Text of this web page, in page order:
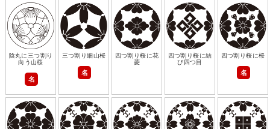
陰丸に三つ割り
向う山桜
名
三つ割り細山桜
名
四つ割り桜に花
菱
四つ割り桜に結
び四つ目
四つ割り桜に桜
名